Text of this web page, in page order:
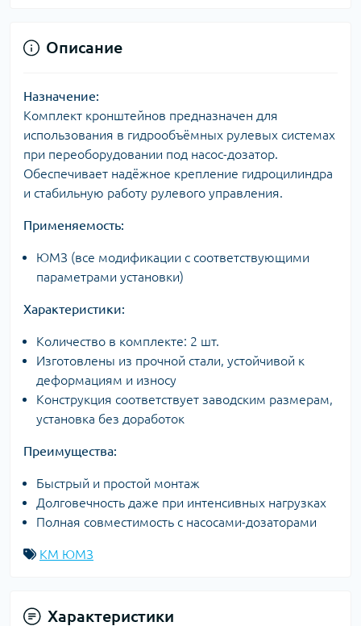
Описание
Назначение:
Комплект кронштейнов предназначен для
использования в гидрообъёмных рулевых системах
при переоборудовании под насос-дозатор.
Обеспечивает надёжное крепление гидроцилиндра
и стабильную работу рулевого управления.
Применяемость:
ЮМЗ (все модификации с соответствующими
параметрами установки)
Характеристики:
Количество в комплекте: 2 шт.
Изготовлены из прочной стали, устойчивой к
деформациям и износу
Конструкция соответствует заводским размерам,
установка без доработок
Преимущества:
Быстрый и простой монтаж
Долговечность даже при интенсивных нагрузках
Полная совместимость с насосами-дозаторами
КМ ЮМЗ
Характеристики